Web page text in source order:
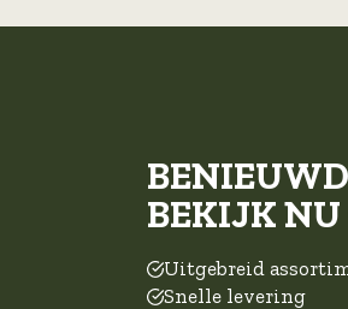
BEKIJK NU
Uitgebreid
Snelle levering